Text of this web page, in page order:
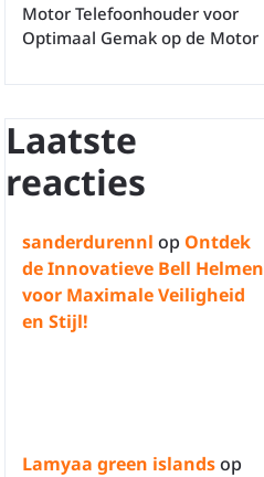
Motor Telefoonhouder voor
Optimaal Gemak op de Motor
Laatste
reacties
sanderdurennl op Ontdek
de Innovatieve Bell Helmen
voor Maximale Veiligheid
en Stijl!
Lamyaa green islandsop